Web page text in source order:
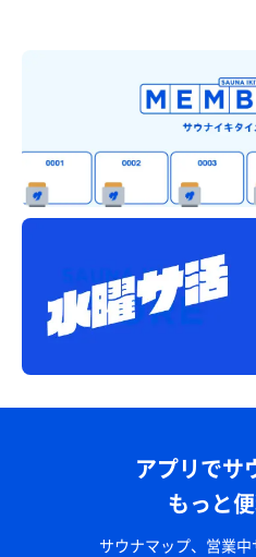
アプリでサ
もっと
サウナマップ、営業中